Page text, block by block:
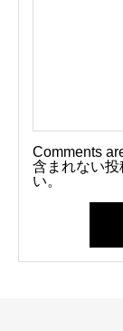
Comments
含まれない投
い。